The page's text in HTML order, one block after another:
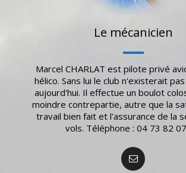
Le mécanicien
Marcel CHARLAT est pilote privé
hélico. Sans lui le club n'existerait
aujourd'hui. Il effectue un boulot
moindre contrepartie, autre que la
travail bien fait et l'assurance de la
vols. Téléphone : 04 73 82